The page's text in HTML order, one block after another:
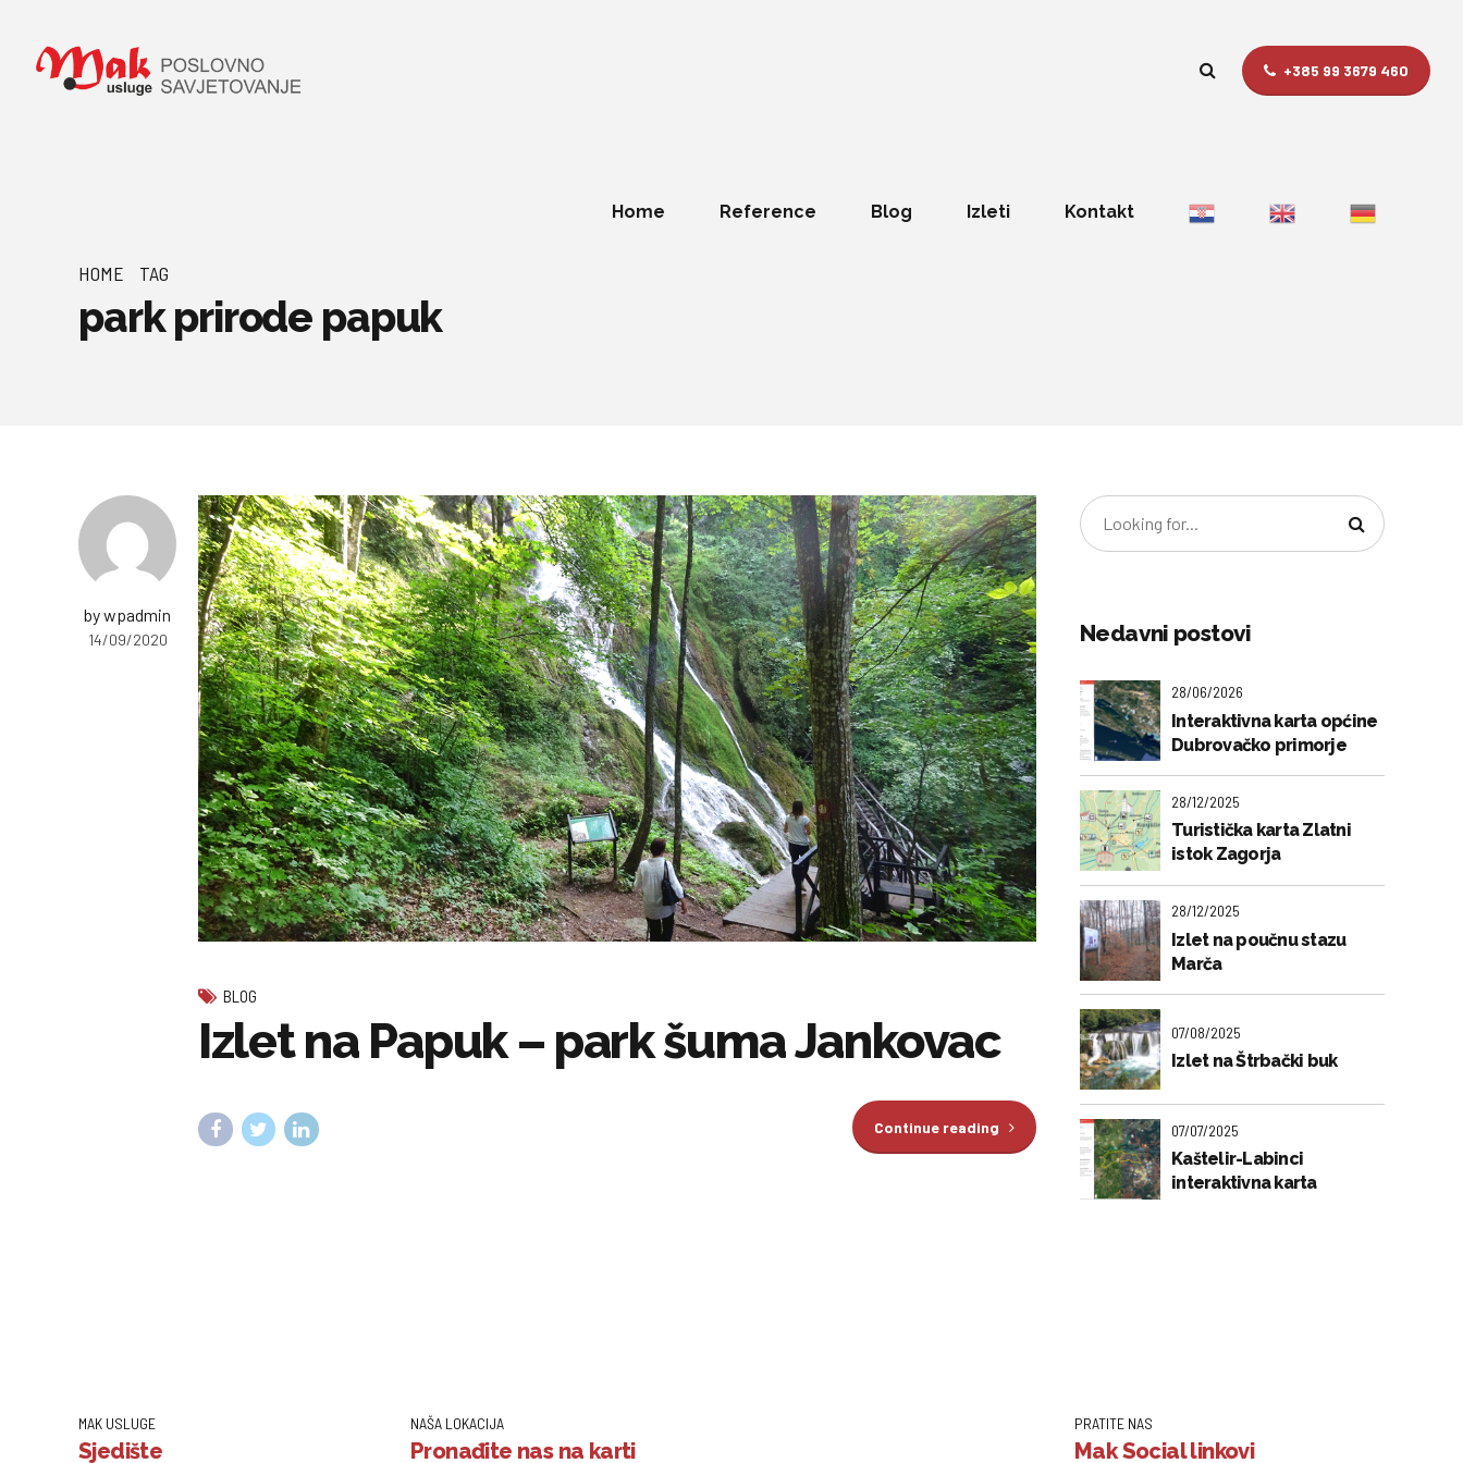
+385 99 3679 460
Home Reference Blog Izleti Kontakt
HOME TAG
park prirode papuk
by wpadmin
14/09/2020
BLOG
Izlet na Papuk – park šuma Jankovac
Continue reading
Nedavni postovi
28/06/2026
Interaktivna karta općine
Dubrovačko primorje
28/12/2025
Turistička karta Zlatni
istok Zagorja
28/12/2025
Izlet na poučnu stazu
Marča
07/08/2025
Izlet na Štrbački buk
07/07/2025
Kaštelir-Labinci
interaktivna karta
MAK USLUGE
Sjedište
NAŠA LOKACIJA
Pronađite nas na karti
PRATITE NAS
Mak Social linkovi